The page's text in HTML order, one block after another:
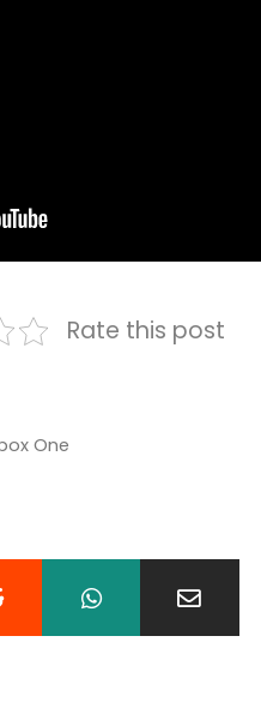
Rate this post
One